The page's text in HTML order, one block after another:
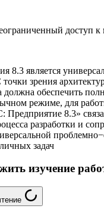
доступ к
8.3 является
точки зрения
должна обеспечить
режиме, для
8.3»
разработки и
задач
изучение